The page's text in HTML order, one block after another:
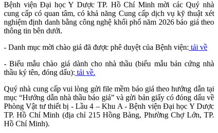
Bệnh viện Đại học Y Dược TP. Hồ Chí Minh mời các Quý nhà
cung cấp có quan tâm, có khả năng Cung cấp dịch vụ kỹ thuật xét
nghiệm định danh bằng công nghệ khối phổ năm 2026 báo giá theo
thông tin bên dưới.
- Danh mục mời chào giá đã được phê duyệt của Bệnh viện: tải về
- Biểu mẫu chào giá dành cho nhà thầu (biểu mẫu bản cứng nhà
thầu ký tên, đóng dấu): tải về.
Quý nhà cung cấp vui lòng gửi file mềm báo giá theo hướng dẫn tại
mục “Hướng dẫn nhà thầu báo giá” và gửi bản giấy có đóng dấu về
Phòng Vật tư thiết bị - Lầu 4 – Khu A - Bệnh viện Đại học Y Dược
TP. Hồ Chí Minh (địa chỉ 215 Hồng Bàng, Phường Chợ Lớn, TP.
Hồ Chí Minh).